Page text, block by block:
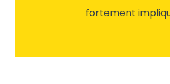
fortement